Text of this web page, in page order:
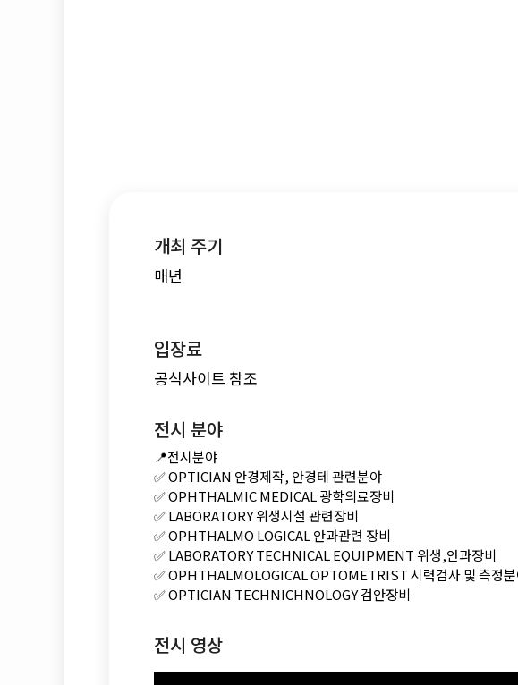
개최 주기
매년
입장료
공식사이트 참조
전시 분야
📍전시분야
✅ OPTICIAN 안경제작, 안경테 관련분야
✅OPHTHALMIC MEDICAL 광학의료장비
✅LABORATORY 위생시설 관련장비
✅OPHTHALMO LOGICAL 안과관련 장비
✅ LABORATORY TECHNICAL EQUIPMENT 위생,안과장비
✅OPHTHALMOLOGICAL OPTOMETRIST 시력검사 및 측정
✅OPTICIAN TECHNICHNOLOGY 검안장비
전시 영상